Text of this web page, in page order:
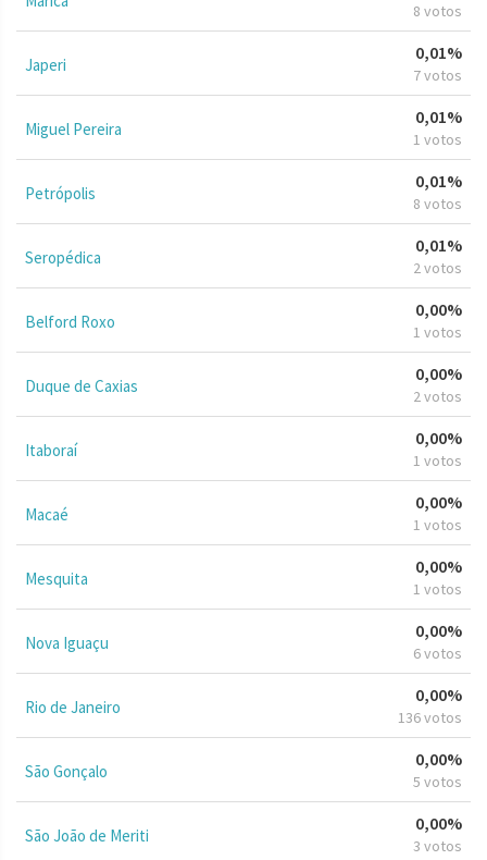
8 votos
Japeri
0,01%
7 votos
Miguel Pereira
0,01%
1 votos
Petrópolis
0,01%
8 votos
Seropédica
0,01%
2 votos
Belford Roxo
0,00%
1 votos
Duque de Caxias
0,00%
2 votos
Itaboraí
0,00%
1 votos
Macaé
0,00%
1 votos
Mesquita
0,00%
1 votos
Nova Iguaçu
0,00%
6 votos
Rio de Janeiro
0,00%
136 votos
São Gonçalo
0,00%
5 votos
São João de Meriti
0,00%
3 votos